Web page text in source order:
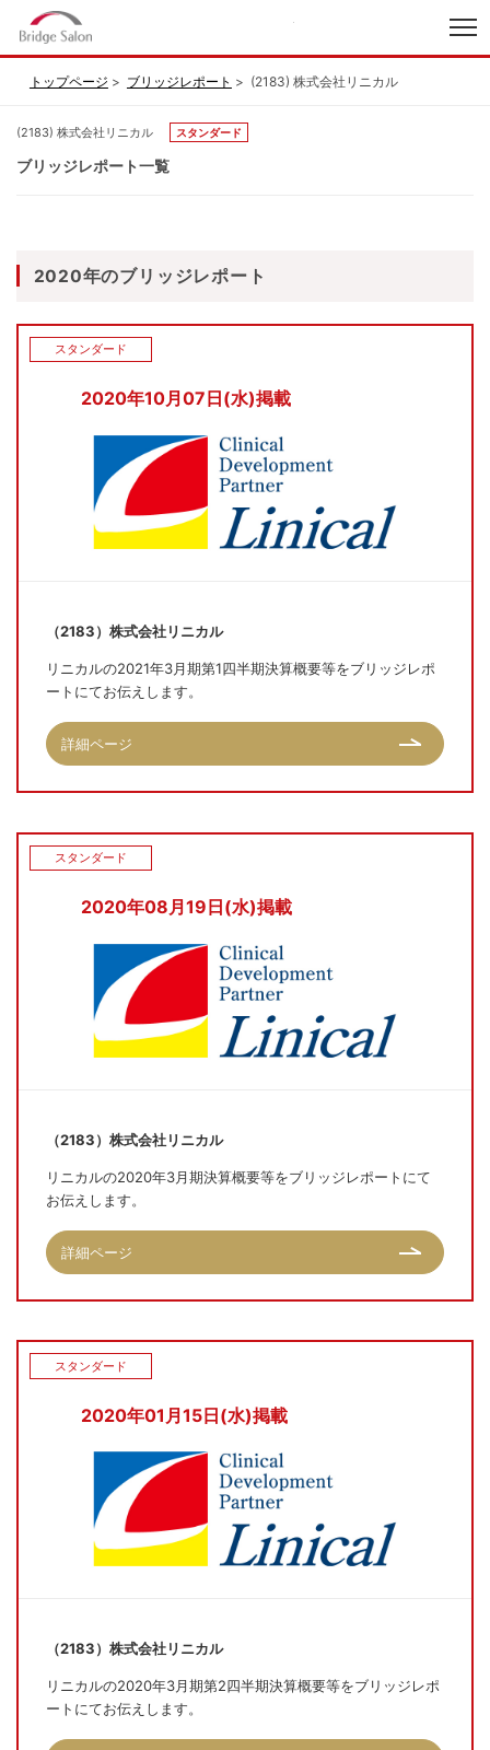
トップページ ブリッジレポート (2183) 株式会社リニカル
(2183) 株式会社リニカル スタンダード
ブリッジレポート一覧
2020年のブリッジレポート
2020年10月07日(水)掲載
スタンダード
（2183）株式会社リニカル
リニカルの2021年3月期第1四半期決算概要等をブリッジレポ
ートにてお伝えします。
詳細ページ
2020年08月19日(水)掲載
スタンダード
（2183）株式会社リニカル
リニカルの2020年3月期決算概要等をブリッジレポートにて
お伝えします。
詳細ページ
2020年01月15日(水)掲載
スタンダード
（2183）株式会社リニカル
リニカルの2020年3月期第2四半期決算概要等をブリッジレポ
ートにてお伝えします。